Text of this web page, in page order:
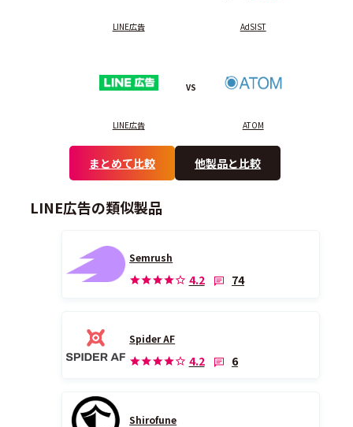
LINE広告 AdSIST
LINE広告
VS
ATOM
まとめて比較 他製品と比較
LINE広告の類似製品
Semrush
4.2 74
Spider AF
4.2 6
Shirofune